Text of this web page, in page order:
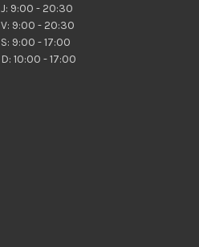
J: 9:00 - 20:30
V: 9:00 - 20:30
S: 9:00 - 17:00
D: 10:00 - 17:00